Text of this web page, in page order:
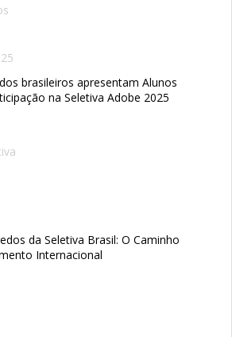
brasileiros apresentam Alunos
na Seletiva Adobe 2025
da Seletiva Brasil: O Caminho
Internacional